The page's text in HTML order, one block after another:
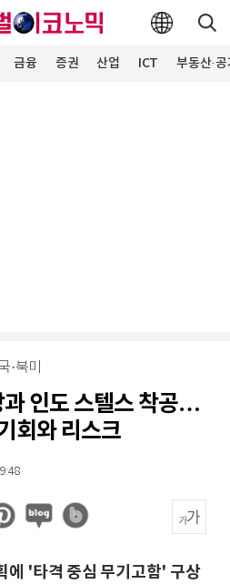
금융 증권 산업 ICT 부동산·
·북미
과 인도 스텔스 착공…
회와 리스크
에 '타격 중심 무기고함' 구상